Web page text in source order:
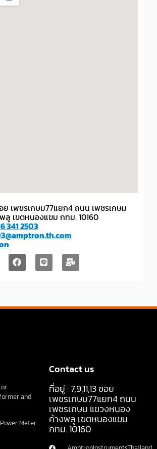
อย เพชรเกษม77แยก4 ถนน เพชรเกษม
ลู เขตหนองแขม กทม. 10160
341 2503
and
Meter
Contact us
ที่อยู่ : 7,9,11,13 ซอย
เพชรเกษม77แยก4 ถนน
เพชรเกษม แขวงหนอง
ค้างพลู เขตหนองแขม
กทม. 10160